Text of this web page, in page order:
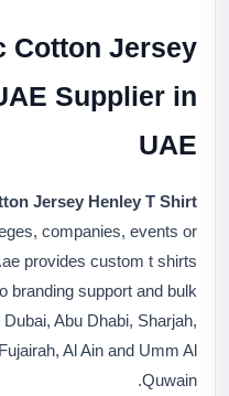
Cotton Jersey
Supplier in
UAE
Jersey Henley T Shirt
companies, events or
provides custom t shirts
branding support and bulk
Abu Dhabi, Sharjah,
Al Ain and Umm Al
Quwain.